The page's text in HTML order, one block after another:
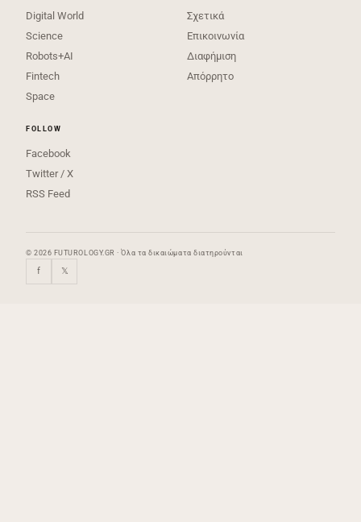
Digital World
Science
Robots+AI
Fintech
Space
Σχετικά
Επικοινωνία
Διαφήμιση
Απόρρητο
FOLLOW
Facebook
Twitter / X
RSS Feed
© 2026 FUTUROLOGY.GR · Όλα τα δικαιώματα διατηρούνται
f 𝕏